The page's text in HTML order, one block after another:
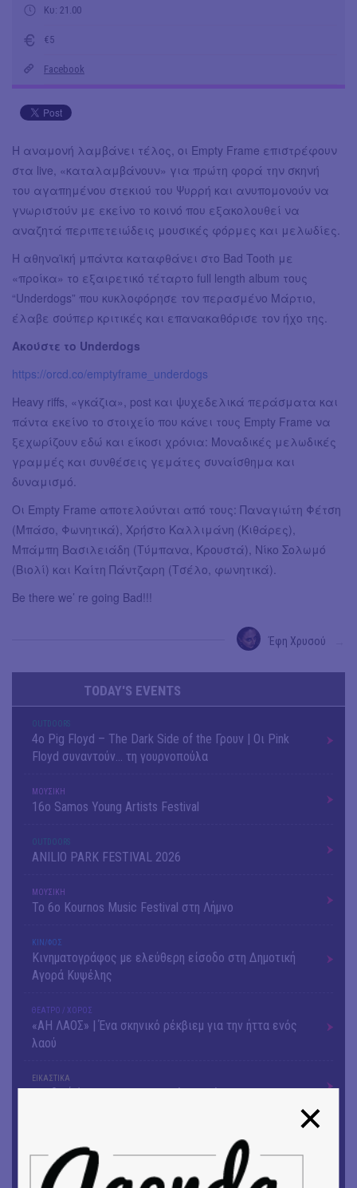
Κυ: 21.00
€5
Facebook
Η αναμονή λαμβάνει τέλος, οι Empty Frame επιστρέφουν
στα live, «καταλαμβάνουν» για πρώτη φορά την σκηνή
του αγαπημένου στεκιού του Ψυρρή και ανυπομονούν να
γνωριστούν με εκείνο το κοινό που εξακολουθεί να
αναζητά περιπετειώδεις μουσικές φόρμες και μελωδίες.
Η αθηναϊκή μπάντα καταφθάνει στο Bad Tooth με
«προίκα» το εξαιρετικό τέταρτο full length album τους
“Underdogs” που κυκλοφόρησε τον περασμένο Μάρτιο,
έλαβε σούπερ κριτικές και επανακαθόρισε τον ήχο της.
Ακούστε το Underdogs
https://orcd.co/emptyframe_underdogs
Heavy riffs, «γκάζια», post και ψυχεδελικά περάσματα και
πάντα εκείνο το στοιχείο που κάνει τους Empty Frame να
ξεχωρίζουν εδώ και είκοσι χρόνια: Μοναδικές μελωδικές
γραμμές και συνθέσεις γεμάτες συναίσθημα και
δυναμισμό.
Οι Empty Frame αποτελούνται από τους: Παναγιώτη Φέτση
(Μπάσο, Φωνητικά), Χρήστο Καλλιμάνη (Κιθάρες),
Μπάμπη Βασιλειάδη (Τύμπανα, Κρουστά), Νίκο Σολωμό
(Βιολί) και Καίτη Πάντζαρη (Τσέλο, φωνητικά).
Be there we’ re going Bad!!!
Έφη Χρυσού
TODAY'S EVENTS
OUTDΟORS
4ο Pig Floyd – The Dark Side of the Γρουν | Οι Pink
Floyd συναντούν… τη γουρνοπούλα
ΜΟΥΣΙΚΗ
16o Samos Young Artists Festival
OUTDΟORS
ANILIO PARK FESTIVAL 2026
ΜΟΥΣΙΚΗ
Το 6ο Kournos Music Festival στη Λήμνο
ΚΙΝ/ΦΟΣ
Κινηματογράφος με ελεύθερη είσοδο στη Δημοτική
Αγορά Κυψέλης
ΘΕΑΤΡΟ / ΧΟΡΟΣ
«ΑΗ ΛΑΟΣ» | Ένα σκηνικό ρέκβιεμ για την ήττα ενός
λαού
ΕΙΚΑΣΤΙΚΑ
Ομαδική έκθεση | Προσωρινά για Πάντα
Έκθεση φωτογραφίας: Ανδρίων έργα και ημέρες
ΕΙΚΑΣΤΙΚΑ